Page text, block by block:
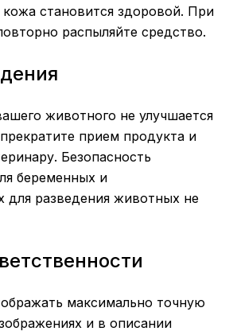
кожа становится здоровой. При
распыляйте средство.
животного не улучшается
прием продукта и
Безопасность
беременных и
для разведения животных не
максимально точную
и в описании